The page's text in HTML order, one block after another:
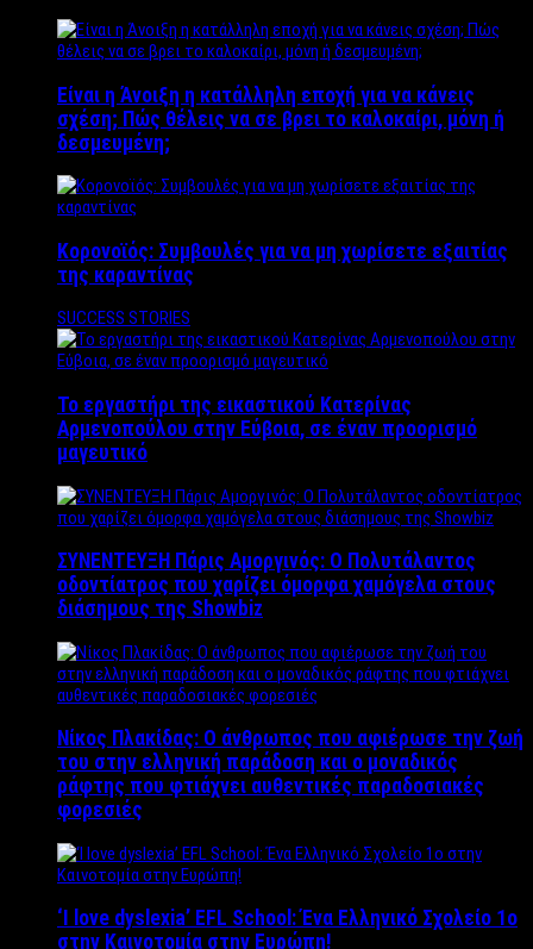
Είναι η Άνοιξη η κατάλληλη εποχή για να κάνεις
σχέση; Πώς θέλεις να σε βρει το καλοκαίρι, μόνη ή
δεσμευμένη;
Κορονοϊός: Συμβουλές για να μη χωρίσετε εξαιτίας
της καραντίνας
SUCCESS STORIES
Το εργαστήρι της εικαστικού Κατερίνας
Αρμενοπούλου στην Εύβοια, σε έναν προορισμό
μαγευτικό
ΣΥΝΕΝΤΕΥΞΗ Πάρις Αμοργινός: O Πολυτάλαντος
οδοντίατρος που χαρίζει όμορφα χαμόγελα στους
διάσημους της Showbiz
Νίκος Πλακίδας: O άνθρωπος που αφιέρωσε την ζωή
του στην ελληνική παράδοση και ο μοναδικός
ράφτης που φτιάχνει αυθεντικές παραδοσιακές
φορεσιές
‘Ι love dyslexia’ EFL School: Ένα Ελληνικό Σχολείo 1ο
στην Καινοτομία στην Ευρώπη!